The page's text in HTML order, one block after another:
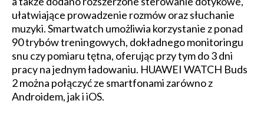
ułatwiające prowadzenie rozmów oraz słuchanie
muzyki. Smartwatch umożliwia korzystanie z ponad
90 trybów treningowych, dokładnego monitoringu
snu czy pomiaru tętna, oferując przy tym do 3 dni
pracy na jednym ładowaniu. HUAWEI WATCH Buds
2 można połączyć ze smartfonami zarówno z
Androidem, jak i iOS.